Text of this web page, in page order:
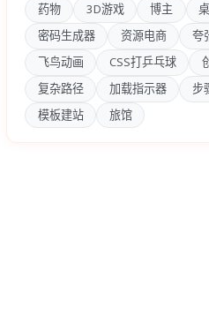
药物 3D游戏 博主
密码生成器
资源电商
夸
飞鸟动画
CSS打乒乓球
复杂路径
加载指示器
步
模板建站
旅馆